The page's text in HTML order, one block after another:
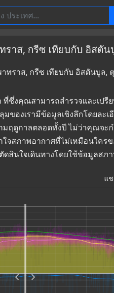
าส, กรีซ เทียบกับ อิสตัน
ราส, กรีซ เทียบกับ อิสตันบูล,
ที่ซึ่งคุณสามารถสำรวจและเปรี
องเรามีข้อมูลเชิงลึกโดยละเ
ดูกาลตลอดทั้งปี ไม่ว่าคุณจะก
จสภาพอากาศที่ไม่เหมือนใคร
สินใจเดินทางโดยใช้ข้อมูลสภ
แ